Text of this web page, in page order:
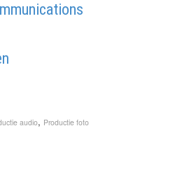
audio, Productie foto